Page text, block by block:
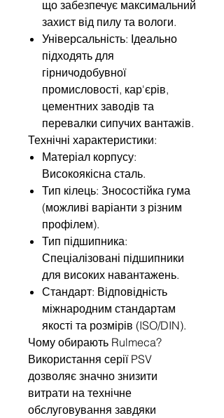
що забезпечує максимальний
захист від пилу та вологи.
Універсальність: Ідеально
підходять для
гірничодобувної
промисловості, кар'єрів,
цементних заводів та
перевалки сипучих вантажів.
Технічні характеристики:
Матеріал корпусу:
Високоякісна сталь.
Тип кілець: Зносостійка гума
(можливі варіанти з різним
профілем).
Тип підшипника:
Спеціалізовані підшипники
для високих навантажень.
Стандарт: Відповідність
міжнародним стандартам
якості та розмірів (ISO/DIN).
Чому обирають Rulmeca?
Використання серії PSV
дозволяє значно знизити
витрати на технічне
обслуговування завдяки